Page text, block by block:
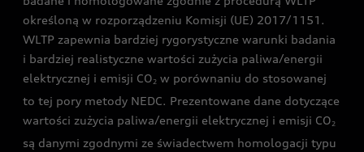
określoną w rozporządzeniu Komisji (UE) 2017/1151.
WLTP zapewnia bardziej rygorystyczne warunki badania
i bardziej realistyczne wartości zużycia paliwa/energii
elektrycznej i emisji CO2 w porównaniu do stosowanej
to tej pory metody NEDC. Prezentowane dane dotyczące
wartości zużycia paliwa/energii elektrycznej i emisji CO2
są danymi zgodnymi ze świadectwem homologacji typu